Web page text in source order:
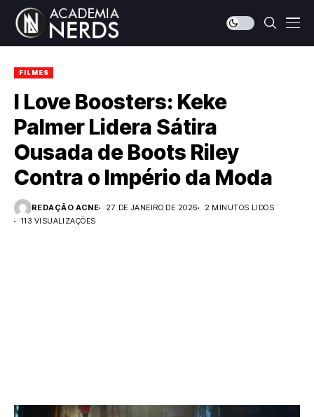
FILMES
I Love Boosters: Keke
Palmer Lidera Sátira
Ousada de Boots Riley
Contra o Império da Moda
REDAÇÃO ACNE 27 DE JANEIRO DE 2026
2 MINUTOS LIDOS
113 VISUALIZAÇÕES